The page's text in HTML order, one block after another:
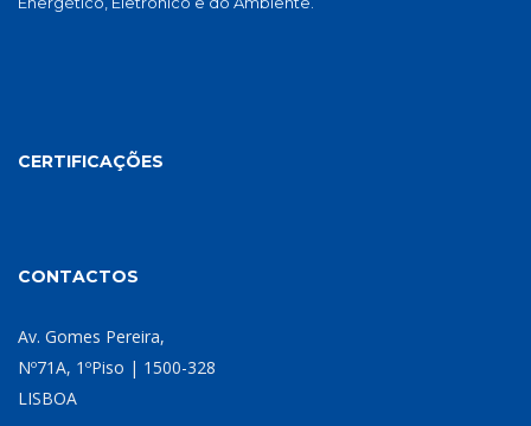
CERTIFICAÇÕES
CONTACTOS
Av. Gomes Pereira,
Nº71A, 1ºPiso | 1500-328
LISBOA